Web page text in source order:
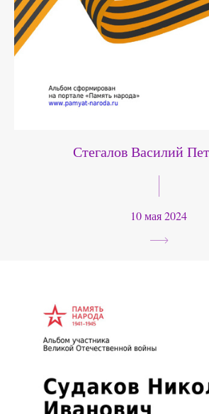
Стегалов Василий
10 мая 2024